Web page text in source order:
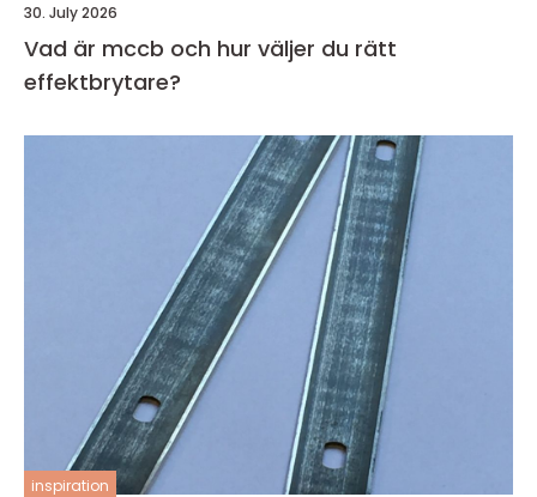
30. July 2026
Vad är mccb och hur väljer du rätt
effektbrytare?
inspiration